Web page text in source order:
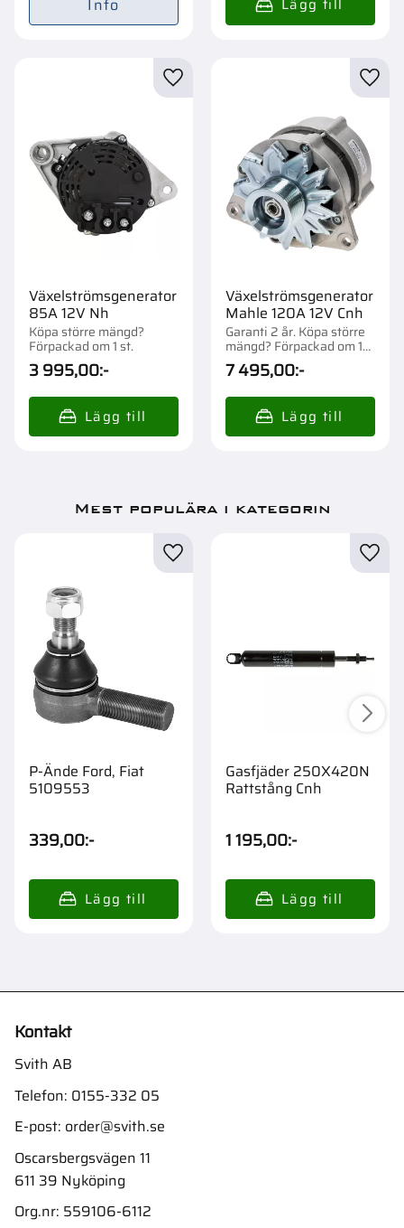
Info
Växelströmsgenerator
85A 12V Nh
Köpa större mängd?
Förpackad om 1 st.
3 995,00:-
Lägg till i favoriter
Växelströmsgenerator
Mahle 120A 12V Cnh
Garanti 2 år. Köpa större
mängd? Förpackad om 1
st.
7 495,00:-
Mest populära i kategorin
P-Ände Ford, Fiat
5109553
339,00:-
Gasfjäder 250X420N
Rattstång Cnh
1 195,00:-
Kontakt
Svith AB
Telefon: 0155-332 05
E-post: order@svith.se
Oscarsbergsvägen 11
611 39 Nyköping
Org.nr: 559106-6112